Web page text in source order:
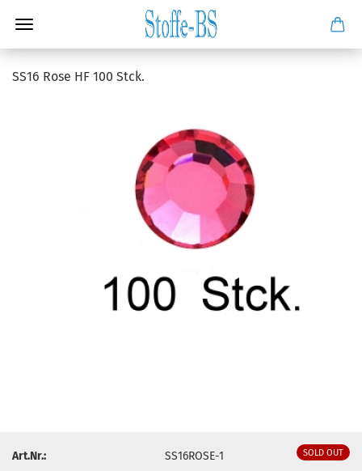
SS16 Rose HF 100 Stck.
SOLD OUT
Art.Nr.:
SS16ROSE-1